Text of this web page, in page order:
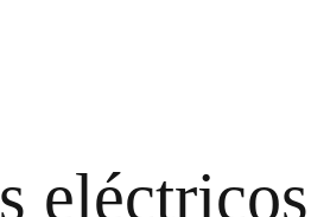
eléctricos